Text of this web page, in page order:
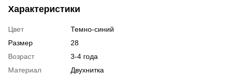
Характеристики
Цвет
Темно-синий
Размер
28
Возраст
3-4 года
Материал
Двухнитка